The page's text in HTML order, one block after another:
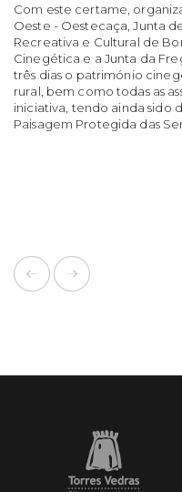
Com este certame,
Oeste - Oestecaça, Junta
Recreativa e Cultural de
Cinegética e a Junta da
três dias o património
rural, bem como todas as
iniciativa, tendo ainda sido
Paisagem Protegida das